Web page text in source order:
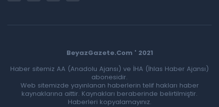
BeyazGazete.Com ' 2021
Haber sitemiz AA (Anadolu Ajansı) ve İHA (İhlas Haber Ajansı)
abonesidir.
Web sitemizde yayınlanan haberlerin telif hakları haber
kaynaklarına aittir. Kaynakları beraberinde belirtilmiştir.
Haberleri kopyalamayınız.